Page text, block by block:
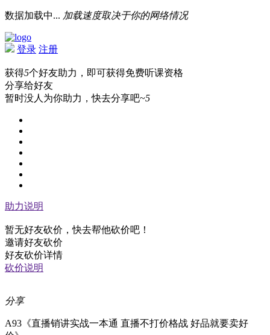
数据加载中... 加载速度取决于你的网络情况
登录 注册
获得5个好友助力，即可获得免费听课资格
分享给好友
暂时没人为你助力，快去分享吧~5
助力说明
暂无好友砍价，快去帮他砍价吧！
邀请好友砍价
好友砍价详情
砍价说明
分享
A93《直播销讲实战一本通 直播不打价格战 好品就要卖好